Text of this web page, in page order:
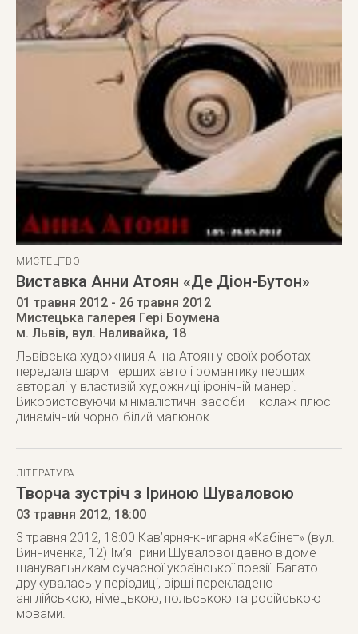
МИСТЕЦТВО
Виставка Анни Атоян «Де Діон-Бутон»
01 травня 2012 - 26 травня 2012
Мистецька галерея Гері Боумена
м. Львів, вул. Наливайка, 18
Львівська художниця Анна Атоян у своїх роботах
передала шарм перших авто і романтику перших
авторалі у властивій художниці іронічній манері.
Використовуючи мінімалістичні засоби – колаж плюс
динамічний чорно-білий малюнок
ЛІТЕРАТУРА
Творча зустріч з Іриною Шуваловою
03 травня 2012, 18:00
3 травня 2012, 18:00 Кав’ярня-книгарня «Кабінет» (вул.
Винниченка, 12) Ім’я Ірини Шувалової давно відоме
шанувальникам сучасної української поезії. Багато
друкувалась у періодиці, вірші перекладено
англійською, німецькою, польською та російською
мовами.